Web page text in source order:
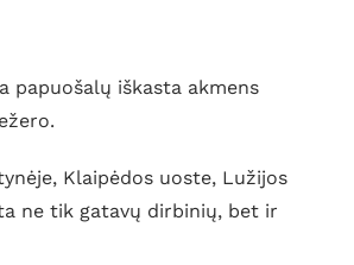
papuošalų iškasta akmens
Klaipėdos uoste, Lužijos
ne tik gatavų dirbinių, bet ir